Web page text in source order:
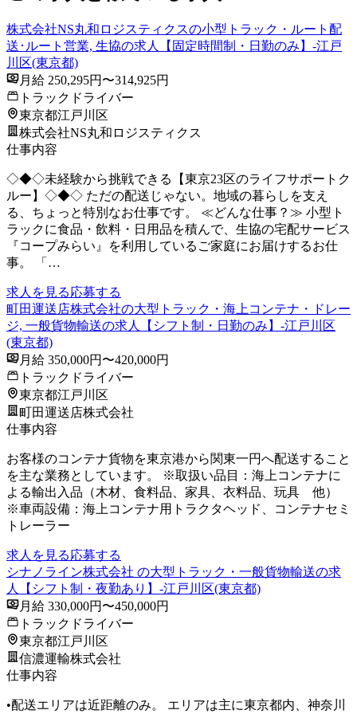
株式会社NS丸和ロジスティクスの小型トラック・ルート配
送･ルート営業, 生協の求人【固定時間制・日勤のみ】-江戸
川区(東京都)
月給 250,295円〜314,925円
トラックドライバー
東京都江戸川区
株式会社NS丸和ロジスティクス
仕事内容
◇◆◇未経験から挑戦できる【東京23区のライフサポートク
ルー】◇◆◇ ただの配送じゃない。地域の暮らしを支え
る、ちょっと特別なお仕事です。 ≪どんな仕事？≫ 小型ト
ラックに食品・飲料・日用品を積んで、生協の宅配サービス
『コープみらい』を利用しているご家庭にお届けするお仕
事。 「…
求人を見る応募する
町田運送店株式会社の大型トラック・海上コンテナ・ドレー
ジ, 一般貨物輸送の求人【シフト制・日勤のみ】-江戸川区
(東京都)
月給 350,000円〜420,000円
トラックドライバー
東京都江戸川区
町田運送店株式会社
仕事内容
お客様のコンテナ貨物を東京港から関東一円へ配送すること
を主な業務としています。 ※取扱い品目：海上コンテナに
よる輸出入品（木材、食料品、家具、衣料品、玩具 他）
※車両設備：海上コンテナ用トラクタヘッド、コンテナセミ
トレーラー
求人を見る応募する
シナノライン株式会社 の大型トラック・一般貨物輸送の求
人【シフト制・夜勤あり】-江戸川区(東京都)
月給 330,000円〜450,000円
トラックドライバー
東京都江戸川区
信濃運輸株式会社
仕事内容
•配送エリアは近距離のみ。 エリアは主に東京都内、神奈川